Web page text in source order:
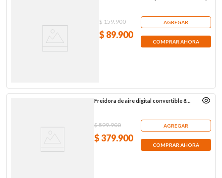
$159.900
$ 89.900
AGREGAR
COMPRAR AHORA
Freidora de aire digital convertible 8
$599.900
$379.900
AGREGAR
COMPRAR AHORA